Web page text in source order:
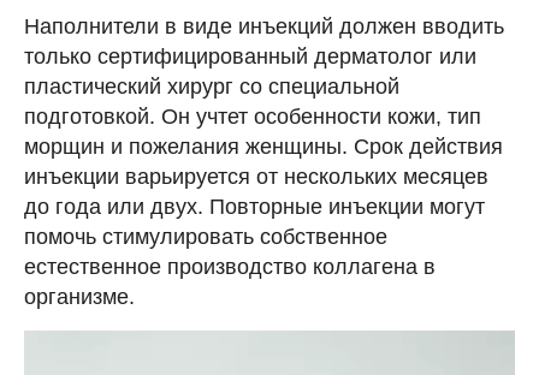
Наполнители в виде инъекций должен вводить
только сертифицированный дерматолог или
пластический хирург со специальной
подготовкой. Он учтет особенности кожи, тип
морщин и пожелания женщины. Срок действия
инъекции варьируется от нескольких месяцев
до года или двух. Повторные инъекции могут
помочь стимулировать собственное
естественное производство коллагена в
организме.